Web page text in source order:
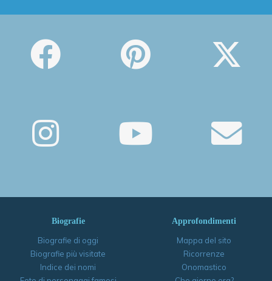
Biografie
Biografie di oggi
Biografie più visitate
Indice dei nomi
Approfondimenti
Mappa del sito
Ricorrenze
Onomastico